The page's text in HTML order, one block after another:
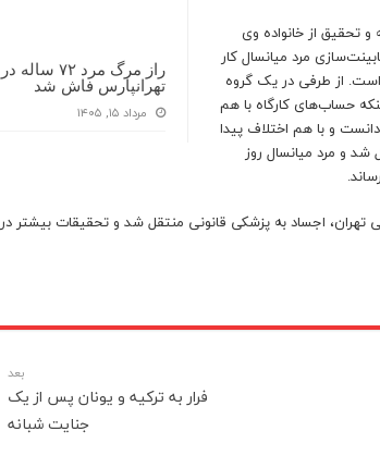
راز مرگ مرد ۷۲ ساله در
تهرانپارس فاش شد
مرداد ۱۵, ۱۴۰۵
با شناسایی هویت زن ۴۲ ساله و تحقیق از خانواده وی
مرد میانسال کار
از طرفی در یک گروه
حساب‌های کارگاه با هم
و با هم اختلاف پیدا
و مرد میانسال روز
تهران، اجساد به پزشکی قانونی منتقل شد و تحقیقات بیشتر در
بعد
فرار به ترکیه و یونان پس از یک
جنایت شبانه